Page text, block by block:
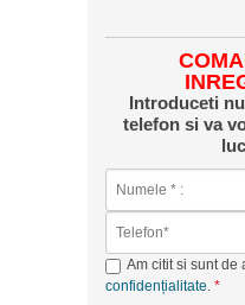
Introduceti
telefon si va
Am citit si sunt de
confidențialitate.